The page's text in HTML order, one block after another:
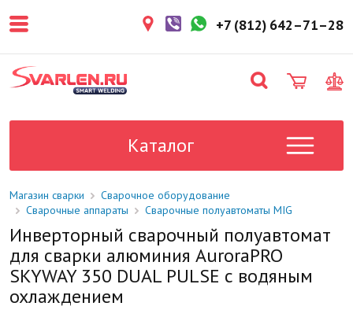
более 3 рабочих дней.
поставки в магазин: 1-2 рабочих
дня.
Данный товар отсутствует на
уточните у менеджера.
+7 (812) 642–71–28
Каталог
Магазин сварки
Сварочное оборудование
Сварочные аппараты
Сварочные полуавтоматы MIG
Инверторный сварочный полуавтомат
для сварки алюминия AuroraPRO
SKYWAY 350 DUAL PULSE с водяным
охлаждением